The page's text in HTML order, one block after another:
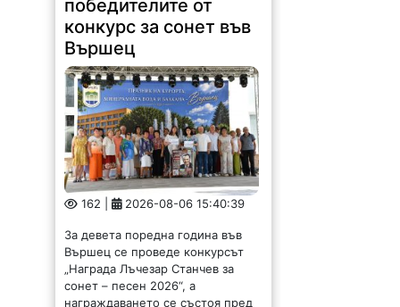
конкурс за сонет във
Вършец
162 | 2026-08-06 15:40:39
За девета поредна година във
Вършец се проведе конкурсът
„Награда Лъчезар Станчев за
сонет – песен 2026“, а
награждаването се състоя пред